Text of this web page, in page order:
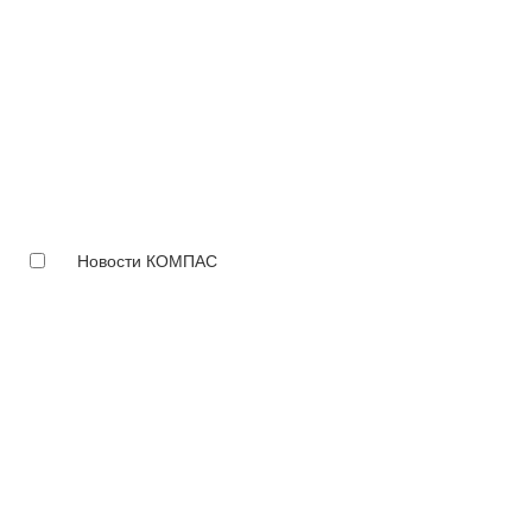
Новости КОМПАС